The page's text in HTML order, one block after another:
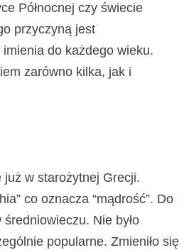
Północnej czy świecie
przyczyną jest
do każdego wieku.
zarówno kilka, jak i
już w starożytnej Grecji.
co oznacza “mądrość”. Do
średniowieczu. Nie było
popularne. Zmieniło się